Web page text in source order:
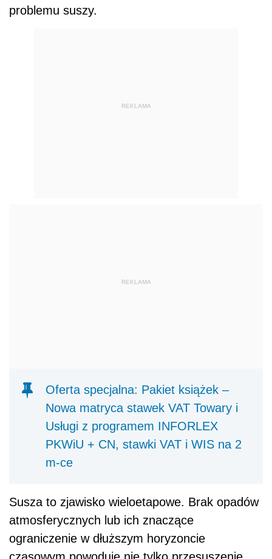
problemu suszy.
REKLAMA
REKLAMA
Oferta specjalna: Pakiet książek –
Nowa matryca stawek VAT Towary i
Usługi z programem INFORLEX
PKWiU + CN, stawki VAT i WIS na 2
m-ce
Susza to zjawisko wieloetapowe. Brak opadów
atmosferycznych lub ich znaczące
ograniczenie w dłuższym horyzoncie